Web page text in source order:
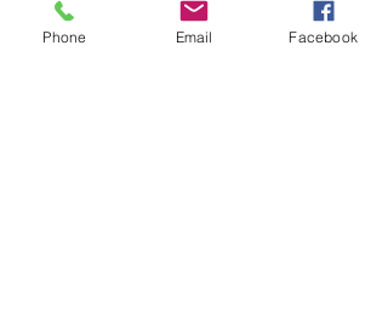
Phone Email Facebook